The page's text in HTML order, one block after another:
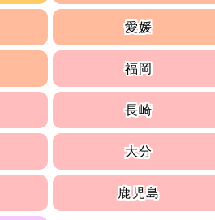
愛媛
福岡
長崎
大分
鹿児島